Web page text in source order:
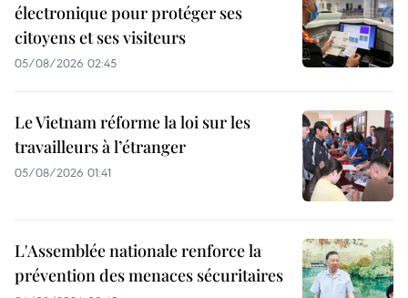
électronique pour protéger ses
citoyens et ses visiteurs
05/08/2026 02:45
Le Vietnam réforme la loi sur les
travailleurs à l’étranger
05/08/2026 01:41
L'Assemblée nationale renforce la
prévention des menaces sécuritaires